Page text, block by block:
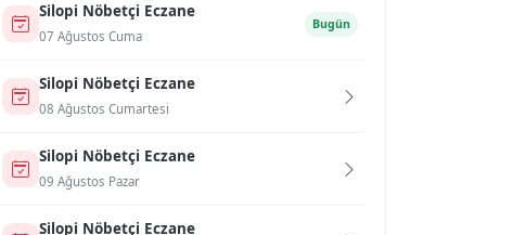
Si̇lopi̇ Nöbetçi Eczane
07 Ağustos Cuma
Bugün
Si̇lopi̇ Nöbetçi Eczane
08 Ağustos Cumartesi
Si̇lopi̇ Nöbetçi Eczane
09 Ağustos Pazar
Si̇lopi̇ Nöbetçi Eczane